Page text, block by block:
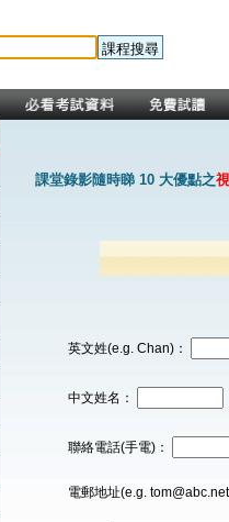
課堂錄影隨時睇 10 大優點之
英文姓(e.g. Chan)：
中文姓名：
聯絡電話(手電)：
電郵地址(e.g.